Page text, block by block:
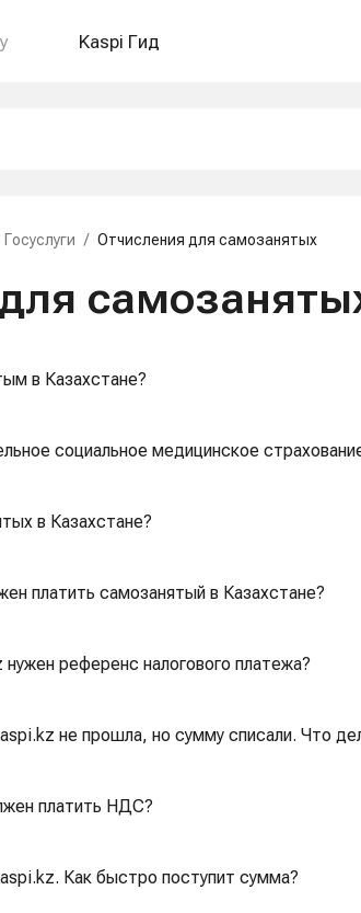
Kaspi Гид
Госуслуги / Отчисления для самозанятых
в Казахстане?
социальное медицинское
в Казахстане?
платить самозанятый в Казахстане?
референс налогового платежа?
не прошла, но сумму списали. Что
платить НДС?
Как быстро поступит сумма?